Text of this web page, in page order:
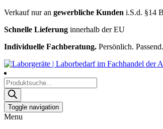
Verkauf nur an gewerbliche Kunden i.S.d. §14
Schnelle Lieferung innerhalb der EU
Individuelle Fachberatung. Persönlich.
Products
search
Toggle navigation
Menu